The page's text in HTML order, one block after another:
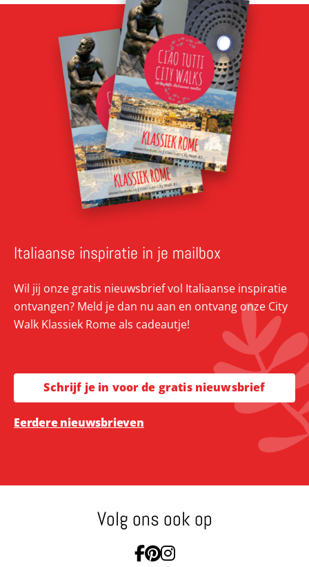
Italiaanse inspiratie in je mailbox
Wil jij onze gratis nieuwsbrief vol Italiaanse inspiratie
ontvangen? Meld je dan nu aan en ontvang onze City
Walk Klassiek Rome als cadeautje!
Schrijf je in voor de gratis nieuwsbrief
Eerdere nieuwsbrieven
Volg ons ook op
Ga naar Facebook
Ga naar Pinterest
Ga naar Instagram